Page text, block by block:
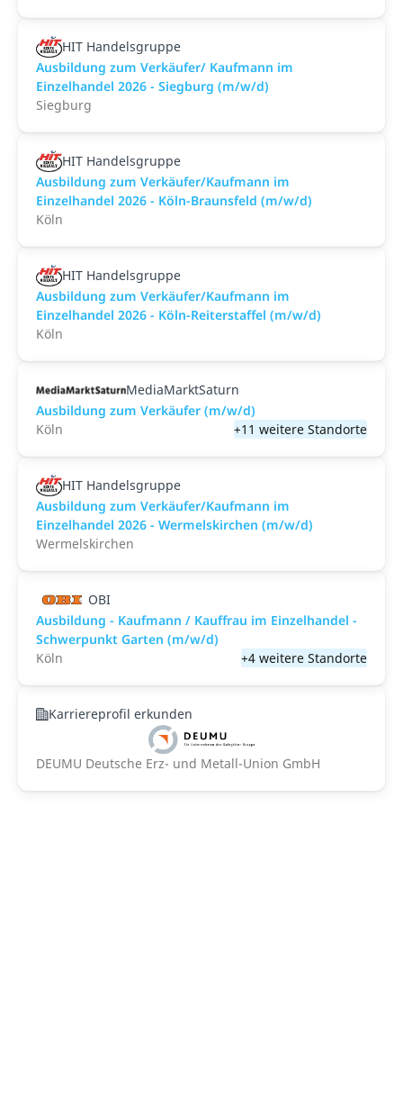
HIT Handelsgruppe
Ausbildung zum Verkäufer/ Kaufmann im
Einzelhandel 2026 - Siegburg (m/w/d)
Siegburg
HIT Handelsgruppe
Ausbildung zum Verkäufer/Kaufmann im
Einzelhandel 2026 - Köln-Braunsfeld (m/w/d)
Köln
HIT Handelsgruppe
Ausbildung zum Verkäufer/Kaufmann im
Einzelhandel 2026 - Köln-Reiterstaffel (m/w/d)
Köln
MediaMarktSaturn
Ausbildung zum Verkäufer (m/w/d)
Köln
+11 weitere Standorte
HIT Handelsgruppe
Ausbildung zum Verkäufer/Kaufmann im
Einzelhandel 2026 - Wermelskirchen (m/w/d)
Wermelskirchen
OBI
Ausbildung - Kaufmann / Kauffrau im Einzelhandel -
Schwerpunkt Garten (m/w/d)
Köln
+4 weitere Standorte
Karriereprofil erkunden
DEUMU Deutsche Erz- und Metall-Union GmbH